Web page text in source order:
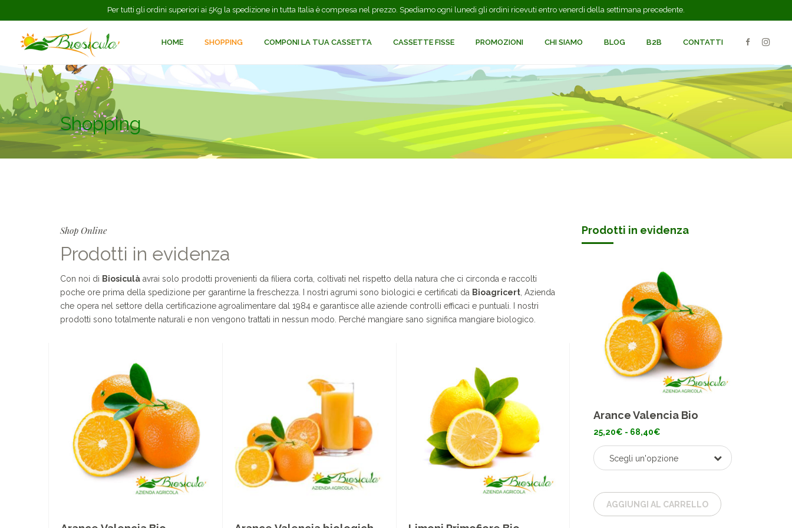
Per tutti gli ordini superiori ai 5Kg la spedizione in tutta Italia è compresa nel prezzo. Spediamo ogni lunedi gli ordini ricevuti entro venerdi della settimana precedente.
HOME SHOPPING COMPONI LA TUA CASSETTA CASSETTE FISSE PROMOZIONI CHI SIAMO BLOG B2B CONTATTI
Shopping
Shop Online
Prodotti in evidenza
Con noi di Biosiculà avrai solo prodotti provenienti da filiera corta, coltivati nel rispetto della natura che ci circonda e raccolti
poche ore prima della spedizione per garantirne la freschezza. I nostri agrumi sono biologici e certificati da Bioagricert, Azienda
che opera nel settore della certificazione agroalimentare dal 1984 e garantisce alle aziende controlli efficaci e puntuali. I nostri
prodotti sono totalmente naturali e non vengono trattati in nessun modo. Perché mangiare sano significa mangiare biologico.
Prodotti in evidenza
Arance Valencia Bio
25,20€ - 68,40€
prezzo:
da
25,20€
a
Scegli un'opzione
AGGIUNGI AL CARRELLO